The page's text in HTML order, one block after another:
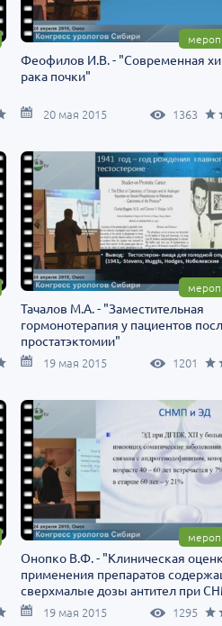
Феофилов И.В. - "Современная
рака почки"
20 мая 2015 1363
Тачалов М.А. - "Заместительная
гормонотерапия у пациентов
простатэктомии"
19 мая 2015 1201
Онопко В.Ф. - "Клиническая
применения препаратов
сверхмалые дозы антител при
ЭД" 19 мая 2015 1295